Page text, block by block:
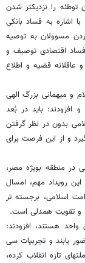
توطئه را نزدیکتر شدن
اشاره به فساد بانکی
مسوولان به توصیه
اقتصادی توصیف و
قضیه و اطلاع
و میهمانی بزرگ الهی
باید در بُعد
بدون در نظر گرفتن
و از این فرصت برای
در منطقه بویژه مصر،
رویداد مهم، امسال
اسلامی، برجسته تر
و تقویت همدلی است.
واحد هستند، افزودند:
یابند و تجربیات سی
تازه انقلاب کرده،